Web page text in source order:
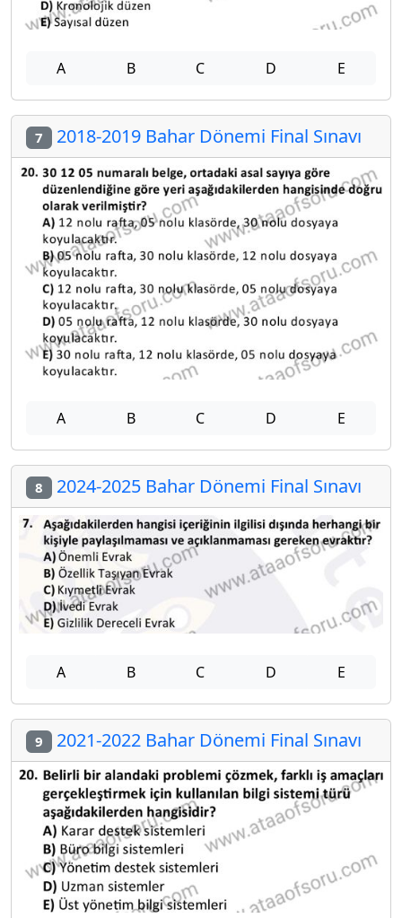
A B C D E
7 2018-2019 Bahar Dönemi Final Sınavı
A B C D E
8 2024-2025 Bahar Dönemi Final Sınavı
A B C D E
9 2021-2022 Bahar Dönemi Final Sınavı